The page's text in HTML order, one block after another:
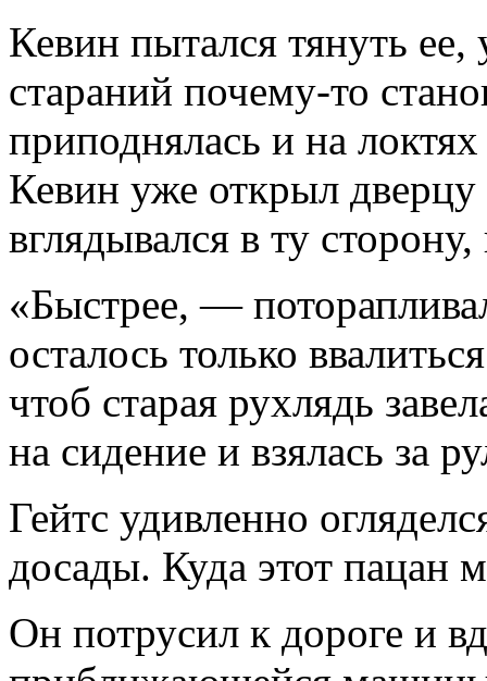
Кевин пытался тянуть
стараний почему-то
приподнялась и на
Кевин уже открыл дверцу
вглядывался в ту
«Быстрее, —
осталось только
чтоб старая рухлядь
на сидение и взялась за
Гейтс удивленно
досады. Куда этот пацан
Он потрусил к дороге и